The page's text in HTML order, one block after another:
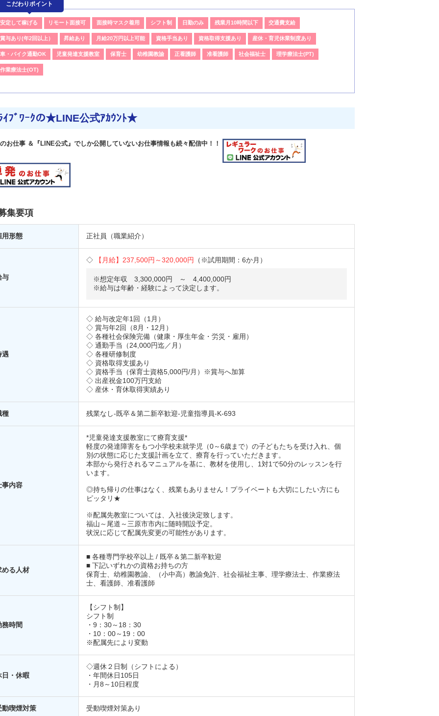
こだわりポイント
安定して稼げる リモート面接可 面接時マスク着用 シフト制 日勤のみ 残業月10時間以下 交通費支給
賞与あり(年2回以上） 昇給あり 月給20万円以上可能 資格手当あり 資格取得支援あり 産休・育児休業制度あり
車・バイク通勤OK 児童発達支援教室 保育士 幼稚園教諭 正看護師 准看護師 社会福祉士 理学療法士(PT)
作業療法士(OT)
ｲﾌﾞﾜｰｸの★LINE公式ｱｶｳﾝﾄ★
お仕事 ＆『LINE公式』でしか公開していないお仕事情報も続々配信中！！
集要項
用形態 正社員（職業紹介）
与
【月給】 237,500円～320,000円 （※試用期間：6か月）
※想定年収 3,300,000円 ～ 4,400,000円
※給与は年齢・経験によって決定します。
遇
◇ 給与改定年1回（1月）
◇ 賞与年2回（8月・12月）
◇ 各種社会保険完備（健康・厚生年金・労災・雇用）
◇ 通勤手当（24,000円迄／月）
◇ 各種研修制度
◇ 資格取得支援あり
◇ 資格手当（保育士資格5,000円/月）※賞与へ加算
◇ 出産祝金100万円支給
◇ 産休・育休取得実績あり
種 残業なし-既卒＆第二新卒歓迎‐児童指導員-K-693
事内容
*児童発達支援教室にて療育支援*
軽度の発達障害をもつ小学校未就学児（0～6歳まで）の子どもたちを受け入れ、個
別の状態に応じた支援計画を立て、療育を行っていただきます。
本部から発行されるマニュアルを基に、教材を使用し、1対1で50分のレッスンを行
います。
◎持ち帰りの仕事はなく、残業もありません！プライベートも大切にしたい方にも
ピッタリ★
※配属先教室については、入社後決定致します。
福山～尾道～三原市市内に随時開設予定。
状況に応じて配属先変更の可能性があります。
める人材
■ 各種専門学校卒以上 / 既卒＆第二新卒歓迎
■ 下記いずれかの資格お持ちの方
保育士、幼稚園教諭、（小中高）教諭免許、社会福祉主事、理学療法士、作業療法
士、看護師、准看護師
務時間
【シフト制】
シフト制
・9：30～18：30
・10：00～19：00
※配属先により変動
日・休暇
◇週休２日制（シフトによる）
・年間休日105日
・月8～10日程度
動喫煙対策 受動喫煙対策あり